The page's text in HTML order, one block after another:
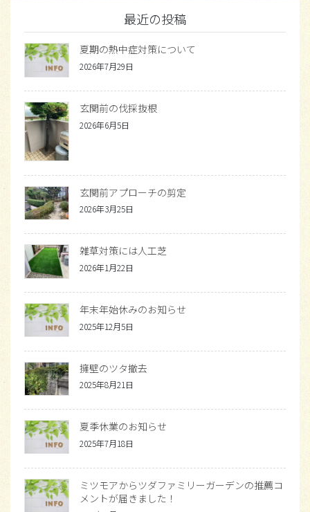
最近の投稿
夏期の熱中症対策について
2026年7月29日
玄関前の伐採抜根
2026年6月5日
玄関前アプローチの剪定
2026年3月25日
雑草対策には人工芝
2026年1月22日
年末年始休みのお知らせ
2025年12月5日
擁壁のツタ撤去
2025年8月21日
夏季休業のお知らせ
2025年7月18日
ミツモアからツダファミリーガーデンの推薦コ
メントが届きました！